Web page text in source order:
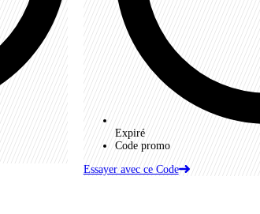
Expiré
Code promo
Essayer avec ce Code